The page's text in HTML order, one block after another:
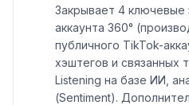
Закрывает 4 ключевые
аккаунта 360°
публичного TikTok-
хэштегов и связанных
Listening на базе ИИ,
(Sentiment).